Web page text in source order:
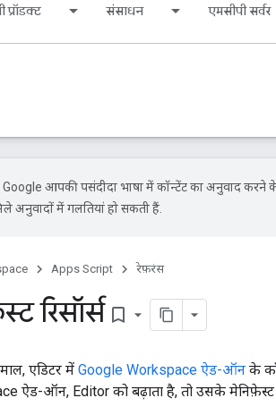
प्रॉडक्ट संसाधन एमसीपी सर्वर
Google आपकी पसंदीदा भाषा में कॉन्टेंट का अनुवाद करने
अनुवादों में गलतियां हो सकती हैं.
Apps Script रेफ़रंस
रिसॉर्स bookmark_border
एडिटर में Google Workspace ऐड-ऑन के
ऐड-ऑन, Editor को बढ़ाता है, तो उसके